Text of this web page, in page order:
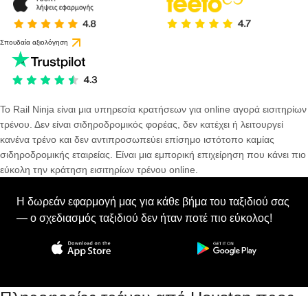
Σπουδαία αξιολόγηση
Το Rail Ninja είναι μια υπηρεσία κρατήσεων για online αγορά εισιτηρίων
τρένου. Δεν είναι σιδηροδρομικός φορέας, δεν κατέχει ή λειτουργεί
κανένα τρένο και δεν αντιπροσωπεύει επίσημο ιστότοπο καμίας
σιδηροδρομικής εταιρείας. Είναι μια εμπορική επιχείρηση που κάνει πιο
εύκολη την κράτηση εισιτηρίων τρένου online.
Η δωρεάν εφαρμογή μας για κάθε βήμα του ταξιδιού σας
— ο σχεδιασμός ταξιδιού δεν ήταν ποτέ πιο εύκολος!